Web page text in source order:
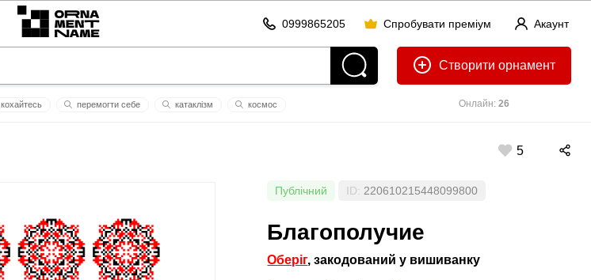
Акаунт
0999865205 Спробувати преміум
Створити
Онлайн: 26
кохайтесь перемогти себе катаклізм
космос
5
Публічний ID: 220610215448099800
Благополучие
Оберіг, закодований у вишиванку